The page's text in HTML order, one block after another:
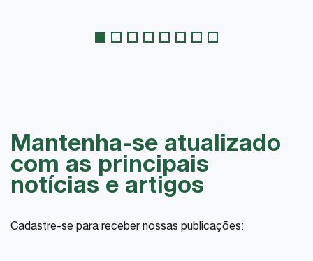
Mantenha-se atualizado
com as principais
notícias e artigos
Cadastre-se para receber nossas publicações: